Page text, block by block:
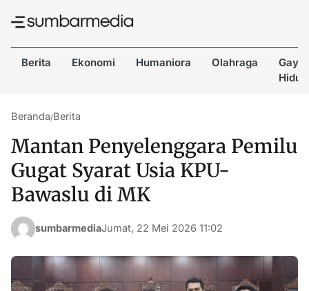
Berita Ekonomi Humaniora Olahraga
Gaya
Hidup
Beranda/Berita
Mantan Penyelenggara Pemilu
Gugat Syarat Usia KPU-
Bawaslu di MK
sumbarmediaJumat, 22 Mei 2026 11:02